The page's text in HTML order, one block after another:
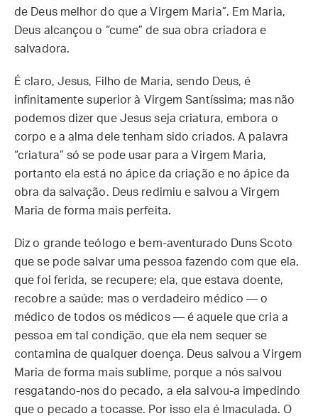
de Deus melhor do que a Virgem Maria”. Em Maria,
Deus alcançou o “cume” de sua obra criadora e
salvadora.
É claro, Jesus, Filho de Maria, sendo Deus, é
infinitamente superior à Virgem Santíssima; mas não
podemos dizer que Jesus seja criatura, embora o
corpo e a alma dele tenham sido criados. A palavra
“criatura” só se pode usar para a Virgem Maria,
portanto ela está no ápice da criação e no ápice da
obra da salvação. Deus redimiu e salvou a Virgem
Maria de forma mais perfeita.
Diz o grande teólogo e bem-aventurado Duns Scoto
que se pode salvar uma pessoa fazendo com que ela,
que foi ferida, se recupere; ela, que estava doente,
recobre a saúde; mas o verdadeiro médico — o
médico de todos os médicos — é aquele que cria a
pessoa em tal condição, que ela nem sequer se
contamina de qualquer doença. Deus salvou a Virgem
Maria de forma mais sublime, porque a nós salvou
resgatando-nos do pecado, a ela salvou-a impedindo
que o pecado a tocasse. Por isso ela é Imaculada. O